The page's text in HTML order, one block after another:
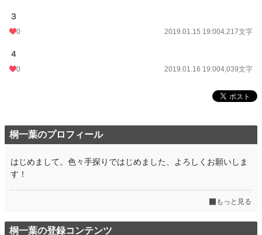
累計ポイント
３
0 2019.01.15 19:004,217文字
４
0 2019.01.16 19:004,039文字
桐一葉のプロフィール
はじめまして。色々手探りではじめました、よろしくお願いしま
す！
もっと見る
桐一葉の登録コンテンツ